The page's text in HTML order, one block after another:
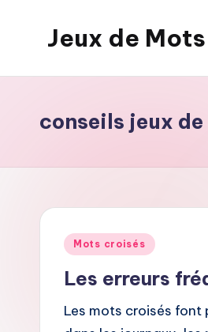
Jeux de Mots
conseils jeux
Posted
Mots croisés
Les erreurs
Les mots croisés font